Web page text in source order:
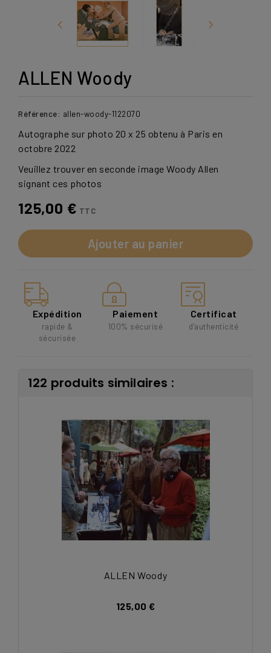
ALLEN Woody
Référence: allen-woody-1122070
Autographe sur photo 20 x 25 obtenu à Paris en
octobre 2022
Veuillez trouver en seconde image Woody Allen
signant ces photos
125,00 € TTC
Ajouter au panier
Expédition
rapide &
sécurisée
Paiement
100% sécurisé
Certificat
d'authenticité
122 produits similaires :
ALLEN Woody
125,00 €